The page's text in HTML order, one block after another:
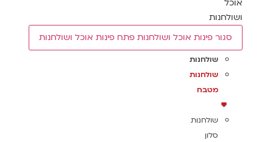
אוכל
ושולחנות
סגור פינות אוכל ושולחנות פתח פינות אוכל ושולחנות
שולחנות
שולחנות
מטבח
שולחנות
סלון